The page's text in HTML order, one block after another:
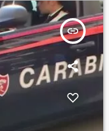
insert_link